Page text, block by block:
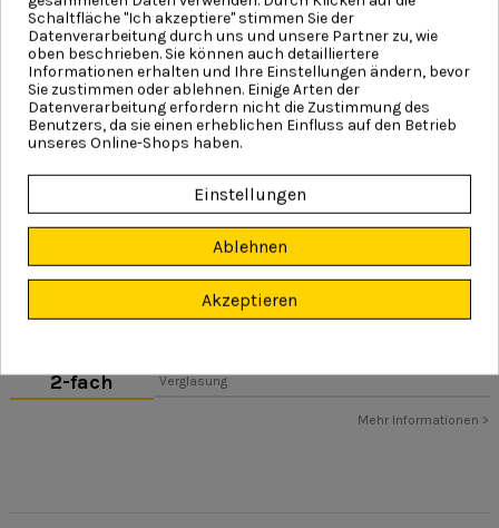
2 Dichtungen
2-fach Verglasung
Mehr Informationen >
Schaltfläche "Ich akzeptiere" stimmen Sie der
Datenverarbeitung durch uns und unsere Partner zu, wie
oben beschrieben. Sie können auch detailliertere
Informationen erhalten und Ihre Einstellungen ändern, bevor
Sie zustimmen oder ablehnen. Einige Arten der
Datenverarbeitung erfordern nicht die Zustimmung des
Benutzers, da sie einen erheblichen Einfluss auf den Betrieb
unseres Online-Shops haben.
Einstellungen
Ablehnen
Akzeptieren